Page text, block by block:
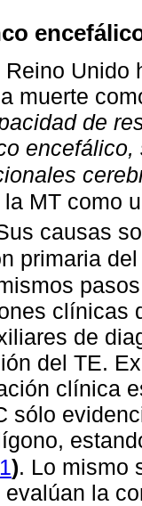
Unido
muerte
de
MT como
causas
primaria
clínicas
de
del TE.
clínica
sólo
). Lo mismo
la